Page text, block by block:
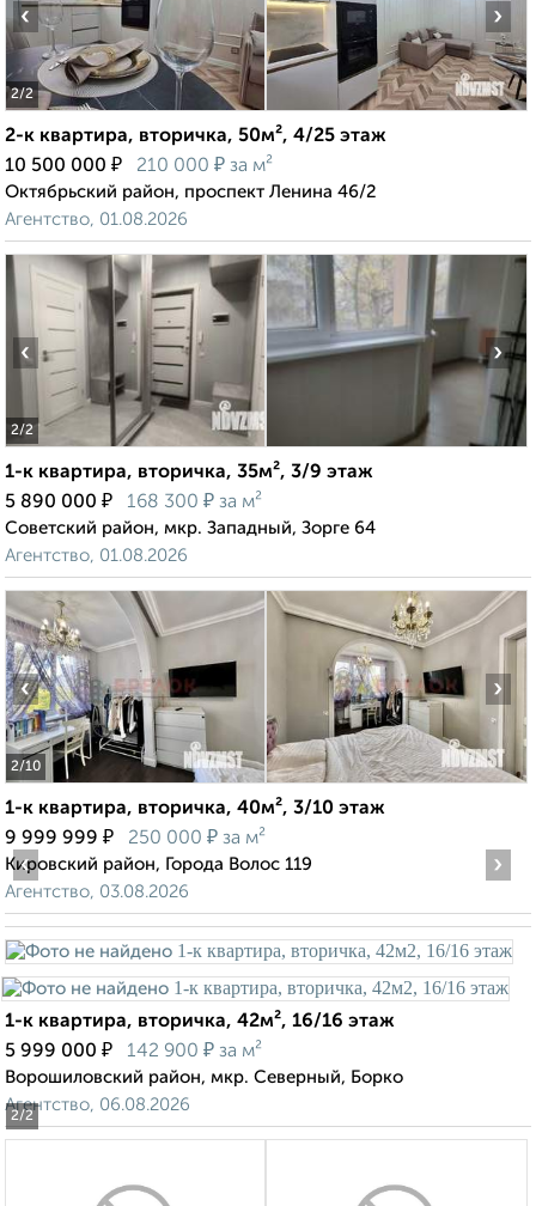
2/2
‹ ›
2-к квартира, вторичка, 50м², 4/25 этаж
10 500 000 ₽ 210 000 ₽ за м²
Октябрьский район, проспект Ленина 46/2
Агентство, 01.08.2026
2/2
‹ ›
1-к квартира, вторичка, 35м², 3/9 этаж
5 890 000 ₽ 168 300 ₽ за м²
Советский район, мкр. Западный, Зорге 64
Агентство, 01.08.2026
2/10
‹ ›
1-к квартира, вторичка, 40м², 3/10 этаж
9 999 999 ₽ 250 000 ₽ за м²
Кировский район, Города Волос 119
Агентство, 03.08.2026
2/2
‹ ›
1-к квартира, вторичка, 42м², 16/16 этаж
5 999 000 ₽ 142 900 ₽ за м²
Ворошиловский район, мкр. Северный, Борко
Агентство, 06.08.2026